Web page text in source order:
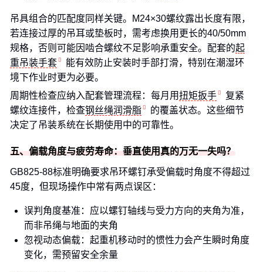
吊具组合的匹配度同样关键。M24×30螺纹露出长度有限，
若连接过厚的吊耳或垫板时，需考虑换用更长的40/50mm
规格，否则可能因啮合螺纹不足影响承重安全。配套的起
重吊装手套
能有效防止安装时手部打滑，特别在潮湿环
境下作业时更为必要。
周期性检查应纳入配套管理流程：每月用扭矩扳手
复紧
螺纹连接件，检查钢丝绳润滑脂
的覆盖状态。这些细节
决定了吊装系统在长期使用中的可靠性。
五、偏载角度与疲劳寿命：垂直使用真的万无一失吗？
GB825-88标准明确要求吊环螺钉承受偏载时角度不得超过
45度，但现场操作中常有两点误区：
误判角度基准：应以螺钉轴线与受力方向的夹角为准，
而非吊绳与地面的夹角
忽视动态偏载：起重机移动时的惯性力会产生瞬时角度
变化，需预留安全余量